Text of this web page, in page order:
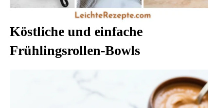
Köstliche und einfache
Frühlingsrollen-Bowls